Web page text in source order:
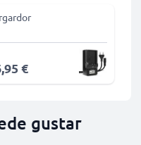
€
gustar